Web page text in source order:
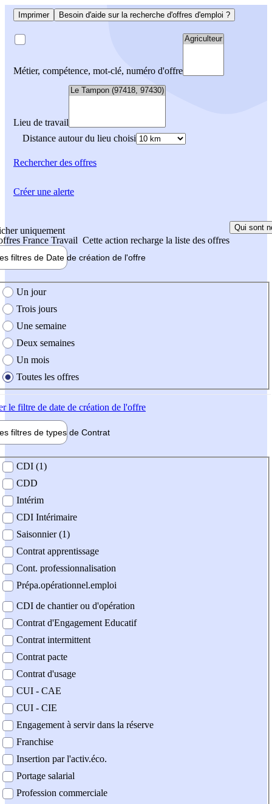
Imprimer Besoin d'aide sur la recherche d'offres d'emploi ?
Métier, compétence, mot-clé, numéro d'offre
Lieu de travail
Distance autour du lieu choisi
Rechercherdes offres
uniquement
France Travail Cette action recharge la liste des offres
Qui sont
filtres de Date de création de l'offre
création de l'offre
Un jour
Trois jours
Une semaine
Deux semaines
Un mois
Toutes les offres
le filtre de date de création de l'offre
filtres de types de Contrat
contrat
CDI (1)
CDD
Intérim
CDI Intérimaire
Saisonnier (1)
Contrat apprentissage
Cont. professionnalisation
Prépa.opérationnel.emploi
CDI de chantier ou d'opération
Contrat d'Engagement Educatif
Contrat intermittent
Contrat pacte
Contrat d'usage
CUI - CAE
CUI - CIE
Engagement à servir dans la réserve
Franchise
Insertion par l'activ.éco.
Portage salarial
Profession commerciale
Créer une alerte